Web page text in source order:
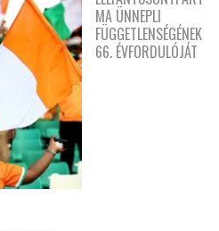
MA ÜNNEPLI
FÜGGETLENSÉGÉNEK
66. ÉVFORDULÓJÁT